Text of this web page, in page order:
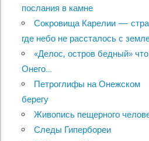
послания в камне
Сокровища Карелии —
где небо не рассталось с
«Делос, остров бедный»
Онего…
Петроглифы на Онежском
берегу
Живопись пещерного
Следы Гипербореи